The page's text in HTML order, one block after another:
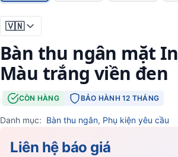
🇻🇳
Bàn thu ngân mặt
Màu trắng viền đen
· CÒN HÀNG BẢO HÀNH 12 THÁNG
Danh mục: Bàn thu ngân, Phụ kiện yêu cầu
Liên hệ báo giá